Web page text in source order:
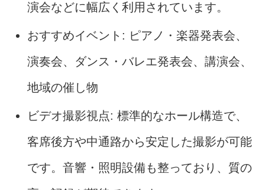
演会などに幅広く利用されています。
おすすめイベント: ピアノ・楽器発表会、
演奏会、ダンス・バレエ発表会、講演会、
地域の催し物
ビデオ撮影視点: 標準的なホール構造で、
客席後方や中通路から安定した撮影が可能
です。音響・照明設備も整っており、質の